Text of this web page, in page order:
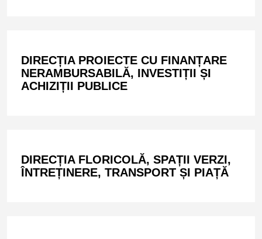
DIRECȚIA PROIECTE CU FINANȚARE
NERAMBURSABILĂ, INVESTIȚII ȘI
ACHIZIȚII PUBLICE
DIRECȚIA FLORICOLĂ, SPAȚII VERZI,
ÎNTREȚINERE, TRANSPORT ȘI PIAȚĂ